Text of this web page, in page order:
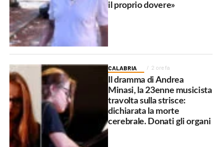
il proprio dovere»
CALABRIA 2 ore fa
Il dramma di Andrea
Minasi, la 23enne musicista
travolta sulla strisce:
dichiarata la morte
cerebrale. Donati gli organi